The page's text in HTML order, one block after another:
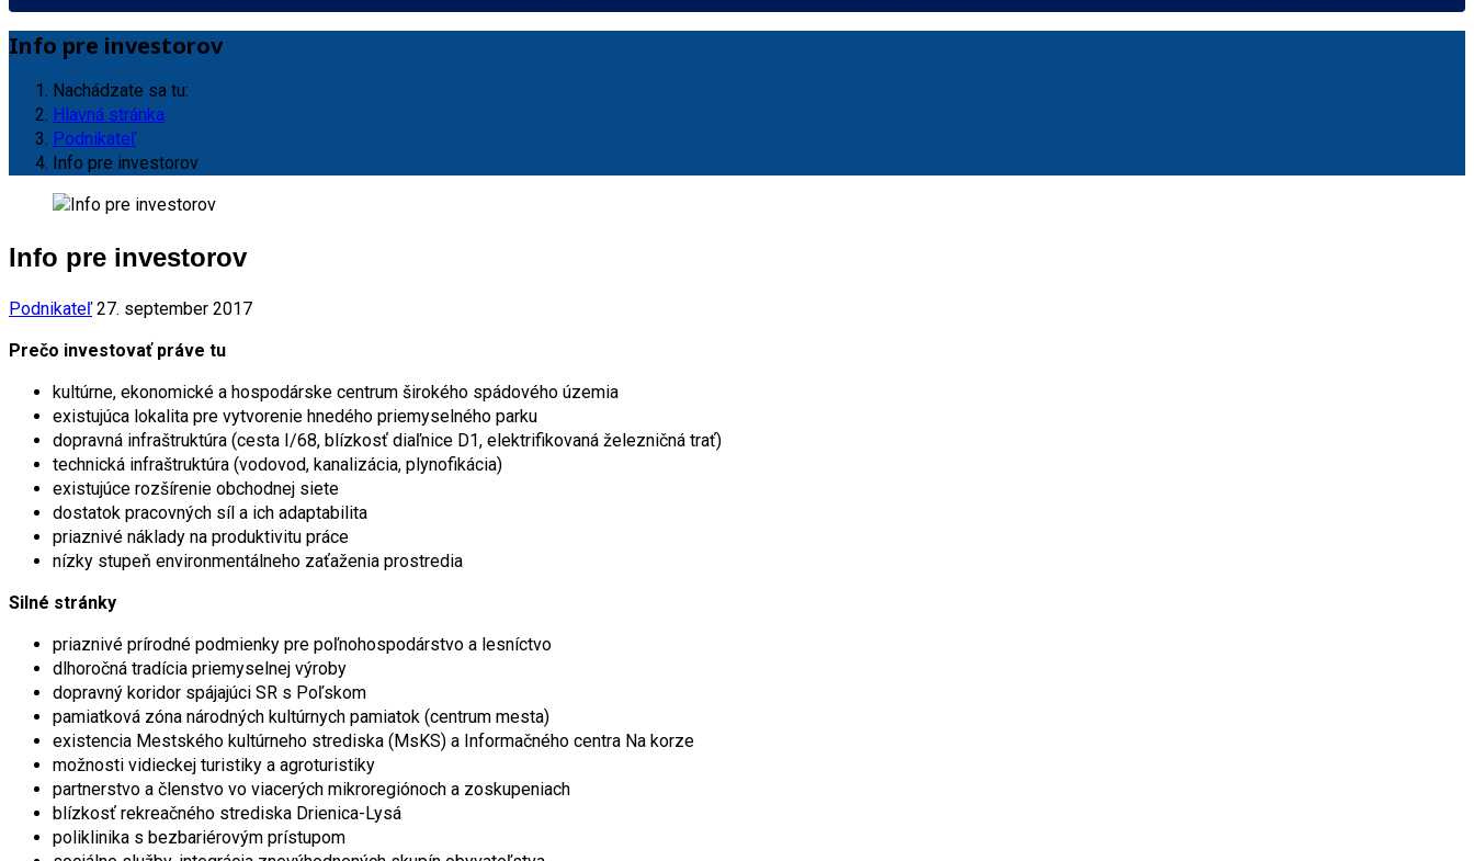
Info pre investorov
Nachádzate sa tu:
Hlavná stránka
Podnikateľ
Info pre investorov
Info pre investorov
Podnikateľ 27. september 2017
Prečo investovať práve tu
kultúrne, ekonomické a hospodárske centrum širokého spádového územia
existujúca lokalita pre vytvorenie hnedého priemyselného parku
dopravná infraštruktúra (cesta I/68, blízkosť diaľnice D1, elektrifikovaná železničná trať)
technická infraštruktúra (vodovod, kanalizácia, plynofikácia)
existujúce rozšírenie obchodnej siete
dostatok pracovných síl a ich adaptabilita
priaznivé náklady na produktivitu práce
nízky stupeň environmentálneho zaťaženia prostredia
Silné stránky
priaznivé prírodné podmienky pre poľnohospodárstvo a lesníctvo
dlhoročná tradícia priemyselnej výroby
dopravný koridor spájajúci SR s Poľskom
pamiatková zóna národných kultúrnych pamiatok (centrum mesta)
existencia Mestského kultúrneho strediska (MsKS) a Informačného centra Na korze
možnosti vidieckej turistiky a agroturistiky
partnerstvo a členstvo vo viacerých mikroregiónoch a zoskupeniach
blízkosť rekreačného strediska Drienica-Lysá
poliklinika s bezbariérovým prístupom